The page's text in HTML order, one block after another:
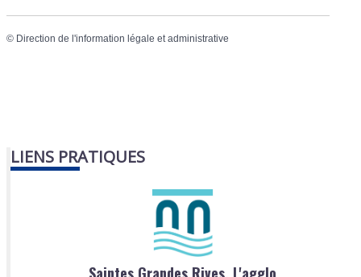
© Direction de l'information légale et administrative
LIENS PRATIQUES